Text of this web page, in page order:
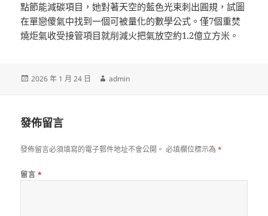
點節能減碳項目，她對著天空的藍色光束刺出圓規，試圖
在單戀傻氣中找到一個可被量化的數學公式。僅7個重焚
燒炬氣收受接管項目就削減火把氣放空約1.2億立方米。
發
2026 年 1 月 24 日
作
admin
發佈留言
發佈留言必須填寫的電子郵件地址不會公開。 必填欄位標示為*
留言 *